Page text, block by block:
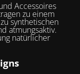
Accessoires
zu einem
synthetischen
atmungsaktiv.
natürlicher